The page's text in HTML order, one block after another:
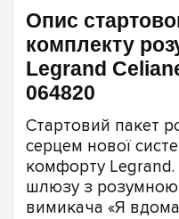
Опис
комплекту
Legrand
064820
Стартовий пакет
серцем нової
комфорту Legrand.
шлюзу з розумною
вимикача «Я